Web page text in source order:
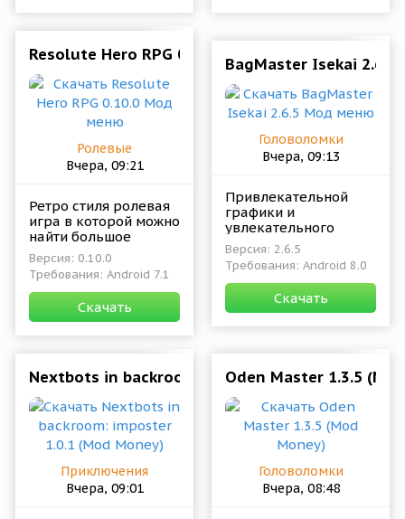
Resolute Hero RPG 0.10.0 Мод меню
Ролевые
Вчера, 09:21
Ретро стиля ролевая
игра в которой можно
найти большое
количество данных,
информации,
статистики и
характеристик.
Которые в итоге
Версия: 0.10.0
Требования: Android 7.1
Скачать
BagMaster Isekai
Головоломки
Вчера, 09:13
Привлекательной
графики и
увлекательного
исполнения
головоломка в
формате ролевой
игры. Главный герой,
житель нашего мира
Версия: 2.6.5
Требования: Android 8.0
Скачать
Nextbots in backroom: imposter 1.0.1 (Mod
Приключения
Вчера, 09:01
Oden Master 1.3.5
Головоломки
Вчера, 08:48